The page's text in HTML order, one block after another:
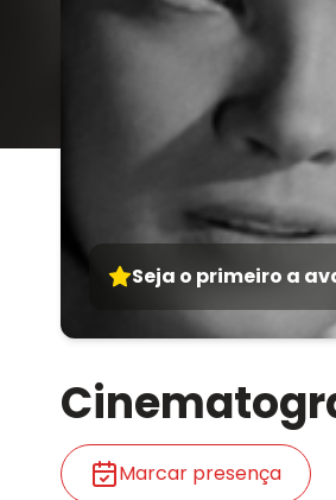
Seja o primeiro a
Marcar presença